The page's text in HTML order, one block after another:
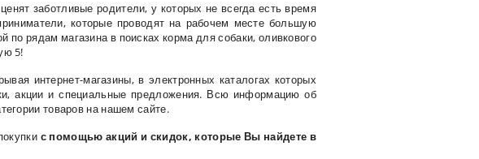
заботливые родители, у которых не всегда есть время
которые проводят на рабочем месте большую
по рядам магазина в поисках корма для собаки, оливкового
5!
интернет-магазины, в электронных каталогах которых
акции и специальные предложения. Всю информацию об
товаров на нашем сайте.
с помощью акций и скидок, которые Вы найдете в